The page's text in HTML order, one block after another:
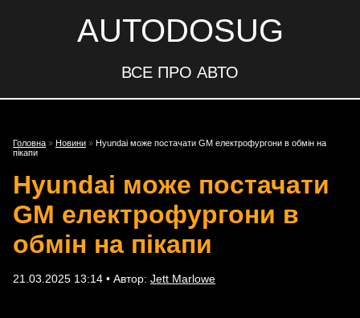
AUTODOSUG
ВСЕ ПРО АВТО
Головна » Новини » Hyundai може постачати GM електрофургони в обмін на
пікапи
Hyundai може постачати
GM електрофургони в
обмін на пікапи
21.03.2025 13:14 • Автор: Jett Marlowe